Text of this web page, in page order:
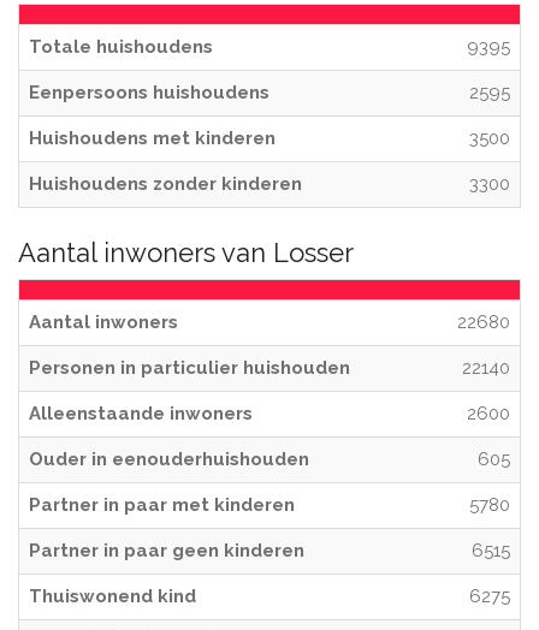
Totale huishoudens 9395
Eenpersoons huishoudens 2595
Huishoudens met kinderen 3500
Huishoudens zonder kinderen 3300
Aantal inwoners van Losser
Aantal inwoners 22680
Personen in particulier huishouden 22140
Alleenstaande inwoners 2600
Ouder in eenouderhuishouden 605
Partner in paar met kinderen 5780
Partner in paar geen kinderen 6515
Thuiswonend kind 6275